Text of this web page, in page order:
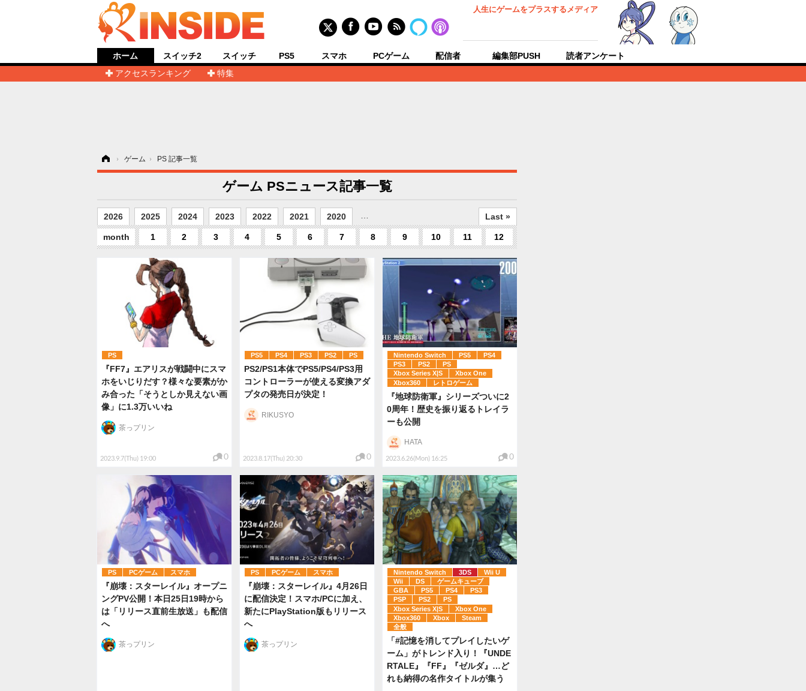
人生にゲームをプラスするメディア
ホーム
アクセスランキング
特集
スイッチ2 スイッチ PS5 スマホ PCゲーム 配信者 編集部PUSH 読者アンケート
› ゲーム › PS 記事一覧
ゲーム PSニュース記事一覧
2026 2025 2024 2023 2022 2021 2020 Last »
month 1 2 3 4 5 6 7 8 9 10 11 12
PS
『FF7』エアリスが戦闘中にスマ
ホをいじりだす？様々な要素がか
み合った「そうとしか見えない画
像」に1.3万いいね
2023.9.7(Thu) 19:00
茶っプリン
0
PS5 PS4 PS3 PS2 PS
PS2/PS1本体でPS5/PS4/PS3用
コントローラーが使える変換アダ
プタの発売日が決定！
2023.8.17(Thu) 20:30
RIKUSYO
0
Nintendo Switch PS5
PS4
PS3
PS2
PS
Xbox Series X|S
Xbox One
Xbox360
レトロゲーム
『地球防衛軍』シリーズついに2
0周年！歴史を振り返るトレイラ
ーも公開
2023.6.26(Mon) 16:25
HATA
0
PS PCゲーム スマホ
『崩壊：スターレイル』オープニ
ングPV公開！本日25日19時から
は「リリース直前生放送」も配信
へ
茶っプリン
PS PCゲーム スマホ
『崩壊：スターレイル』4月26日
に配信決定！スマホ/PCに加え、
新たにPlayStation版もリリース
へ
茶っプリン
Nintendo Switch 3DS
Wii U
Wii
DS
ゲームキューブ
GBA
PS5 PS4
PS3
PSP
PS2
PS
Xbox Series X|S
Xbox One
Xbox360
Xbox
Steam
全般
「#記憶を消してプレイしたいゲ
ーム」がトレンド入り！『UNDE
RTALE』『FF』『ゼルダ』…ど
れも納得の名作タイトルが集う